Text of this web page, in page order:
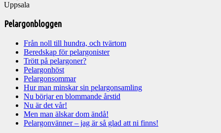
Uppsala
Pelargonbloggen
Från noll till hundra, och tvärtom
Beredskap för pelargonister
Trött på pelargoner?
Pelargonhöst
Pelargonsommar
Hur man minskar sin pelargonsamling
Nu börjar en blommande årstid
Nu är det vår!
Men man älskar dom ändå!
Pelargonvänner – jag är så glad att ni finns!